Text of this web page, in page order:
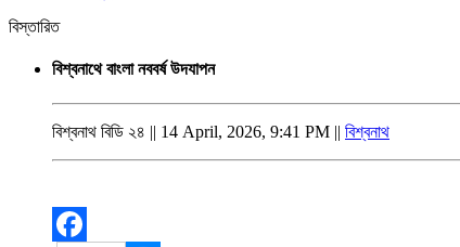
বিস্তারিত
বিশ্বনাথে বাংলা নববর্ষ উদযাপন
বিশ্বনাথ বিডি ২৪ || 14 April, 2026, 9:41 PM || বিশ্বনাথ